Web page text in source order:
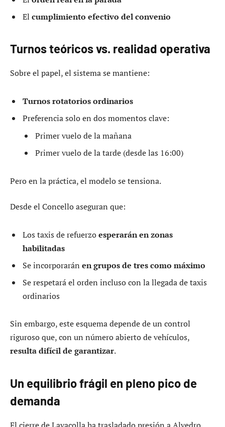
El cumplimiento efectivo del convenio
Turnos teóricos vs. realidad operativa
Sobre el papel, el sistema se mantiene:
Turnos rotatorios ordinarios
Preferencia solo en dos momentos clave:
Primer vuelo de la mañana
Primer vuelo de la tarde (desde las 16:00)
Pero en la práctica, el modelo se tensiona.
Desde el Concello aseguran que:
Los taxis de refuerzoesperarán en zonas
habilitadas
Se incorporarán en grupos de tres como máximo
Se respetará el orden incluso con la llegada de taxis
ordinarios
Sin embargo, este esquema depende de un control
riguroso que, con un número abierto de vehículos,
resulta difícil de garantizar.
Un equilibrio frágil en pleno pico de
demanda